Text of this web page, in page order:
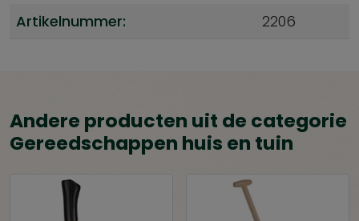
Artikelnummer: 2206
Andere producten uit de categorie
Gereedschappen huis en tuin